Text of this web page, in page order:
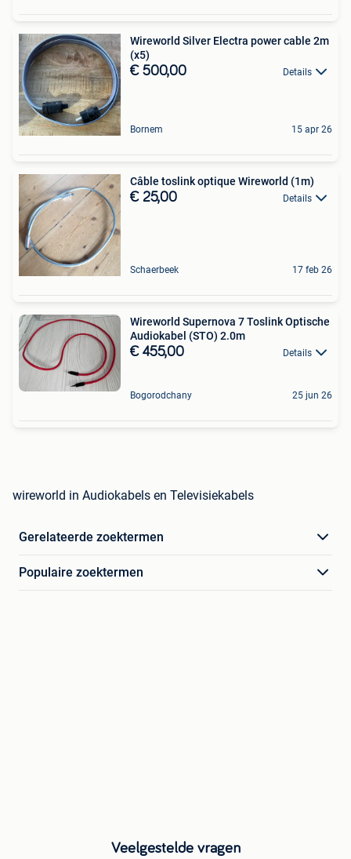
Wireworld Silver Electra power cable 2m
(x5)
€ 500,00 Details
Bornem 15 apr 26
Câble toslink optique Wireworld (1m)
€ 25,00 Details
Schaerbeek 17 feb 26
Wireworld Supernova 7 Toslink Optische
Audiokabel (STO) 2.0m
€ 455,00 Details
Bogorodchany 25 jun 26
wireworld in Audiokabels en Televisiekabels
Gerelateerde zoektermen
Populaire zoektermen
Veelgestelde vragen